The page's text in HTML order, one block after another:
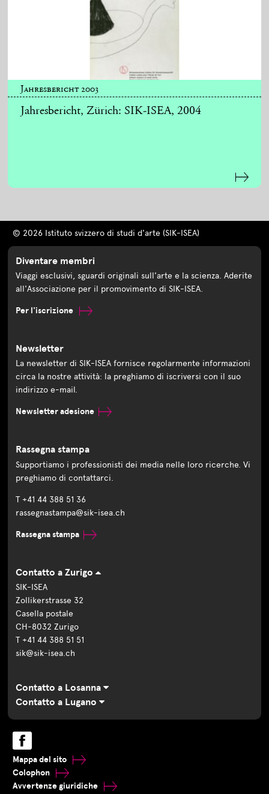
Jahresbericht 2003
Jahresbericht, Zürich: SIK-ISEA, 2004
© 2026 Istituto svizzero di studi d'arte (SIK-ISEA)
Diventare membri
Viaggi esclusivi, sguardi originali sull'arte e la scienza. Aderite
all'Associazione per il promovimento di SIK-ISEA.
Per l'iscrizione
Newsletter
La newsletter di SIK-ISEA fornisce regolarmente informazioni
circa la nostre attività: la preghiamo di iscriversi con il suo
indirizzo e-mail.
Newsletter adesione
Rassegna stampa
Supportiamo i professionisti dei media nelle loro ricerche. Vi
preghiamo di contattarci.
T +41 44 388 51 36
rassegnastampa@sik-isea.ch
Rassegna stampa
Contatto a Zurigo
SIK-ISEA
Zollikerstrasse 32
Casella postale
CH-8032 Zurigo
T +41 44 388 51 51
sik@sik-isea.ch
Contatto a Losanna
Contatto a Lugano
Mappa del sito
Colophon
Avvertenze giuridiche